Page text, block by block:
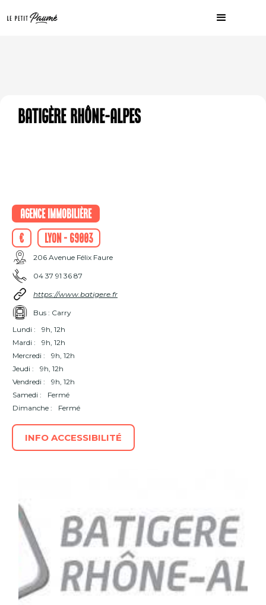
Batigère Rhône-Alpes
Agence immobilière
€
Lyon - 69003
206 Avenue Félix Faure
04 37 91 36 87
https://www.batigere.fr
Bus : Carry
Lundi :
9h, 12h
Mardi :
9h, 12h
Mercredi :
9h, 12h
Jeudi :
9h, 12h
Vendredi :
9h, 12h
Samedi :
Fermé
Dimanche :
Fermé
INFO ACCESSIBILITÉ